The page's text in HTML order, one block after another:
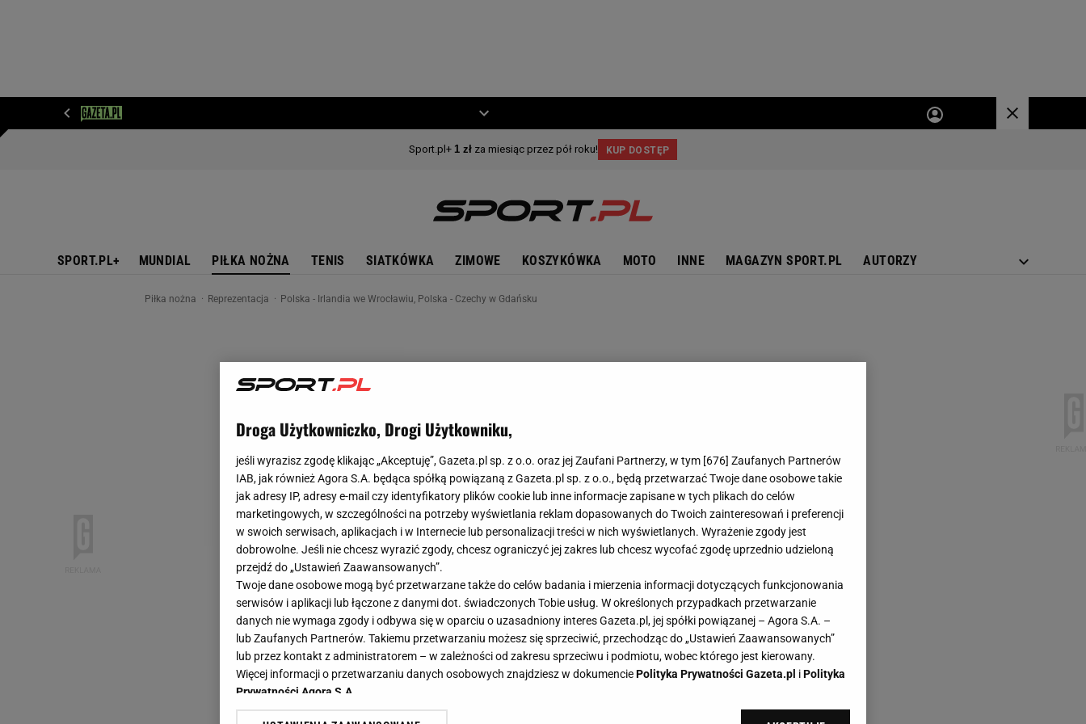
SPORT.PL+ MUNDIAL PIŁKA NOŻNA TENIS SIATKÓWKA ZIMOWE KOSZYKÓWKA MOTO INNE MAGAZYN SPORT.PL AUTORZY
Piłka nożna Reprezentacja Polska - Irlandia we Wrocławiu, Polska - Czechy w Gdańsku
Droga Użytkowniczko, Drogi Użytkowniku,
jeśli wyrazisz zgodę klikając „Akceptuję”, Gazeta.pl sp. z o.o. oraz jej Zaufani Partnerzy, w tym [676] Zaufanych Partnerów
IAB, jak również Agora S.A. będąca spółką powiązaną z Gazeta.pl sp. z o.o., będą przetwarzać Twoje dane osobowe takie
jak adresy IP, adresy e-mail czy identyfikatory plików cookie lub inne informacje zapisane w tych plikach do celów
marketingowych, w szczególności na potrzeby wyświetlania reklam dopasowanych do Twoich zainteresowań i preferencji
w swoich serwisach, aplikacjach i w Internecie lub personalizacji treści w nich wyświetlanych. Wyrażenie zgody jest
dobrowolne. Jeśli nie chcesz wyrazić zgody, chcesz ograniczyć jej zakres lub chcesz wycofać zgodę uprzednio udzieloną
przejdź do „Ustawień Zaawansowanych”.
Twoje dane osobowe mogą być przetwarzane także do celów badania i mierzenia informacji dotyczących funkcjonowania
serwisów i aplikacji lub łączone z danymi dot. świadczonych Tobie usług. W określonych przypadkach przetwarzanie
danych nie wymaga zgody i odbywa się w oparciu o uzasadniony interes Gazeta.pl, jej spółki powiązanej – Agora S.A. –
lub Zaufanych Partnerów. Takiemu przetwarzaniu możesz się sprzeciwić, przechodząc do „Ustawień Zaawansowanych”
lub przez kontakt z administratorem – w zależności od zakresu sprzeciwu i podmiotu, wobec którego jest kierowany.
Więcej informacji o przetwarzaniu danych osobowych znajdziesz w dokumenciePolityka Prywatności Gazeta.pl iPolityka
Prywatności Agora S.A.